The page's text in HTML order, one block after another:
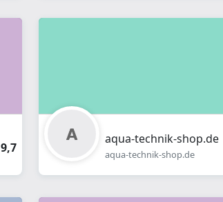
9,7
aqua-technik-shop.de
aqua-technik-shop.de